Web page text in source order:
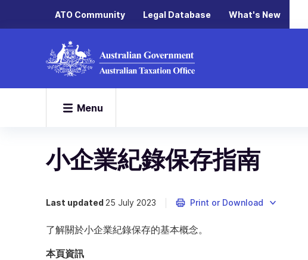
ATO Community Legal Database What's New
Menu
小企業紀錄保存指南
Last updated 25 July 2023 Print or Download
了解關於小企業紀錄保存的基本概念。
本頁資訊